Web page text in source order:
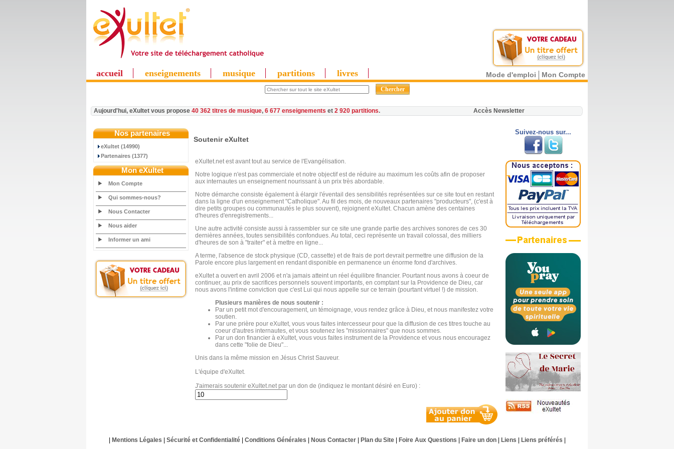
accueil enseignements musique partitions livres Mode d'emploi Mon Compte
Aujourd'hui, eXultet vous propose 40 362 titres de musique, 6 677 enseignements et 2 920 partitions. Accès Newsletter
Nos partenaires
eXultet (14990)
Partenaires (1377)
Mon eXultet
Mon Compte
Qui sommes-nous?
Nous Contacter
Nous aider
Informer un ami
Soutenir eXultet
eXultet.net est avant tout au service de l'Evangélisation.
Notre logique n'est pas commerciale et notre objectif est de réduire au maximum les coûts afin de proposer
aux internautes un enseignement nourissant à un prix très abordable.
Notre démarche consiste également à élargir l'éventail des sensibilités représentées sur ce site tout en restant
dans la ligne d'un enseignement "Catholique". Au fil des mois, de nouveaux partenaires "producteurs", (c'est à
dire petits groupes ou communautés le plus souvent), rejoignent eXultet. Chacun amène des centaines
d'heures d'enregistrements...
Une autre activité consiste aussi à rassembler sur ce site une grande partie des archives sonores de ces 30
dernières années, toutes sensibilités confondues. Au total, ceci représente un travail colossal, des milliers
d'heures de son à "traiter" et à mettre en ligne...
A terme, l'absence de stock physique (CD, cassette) et de frais de port devrait permettre une diffusion de la
Parole encore plus largement en rendant disponible en permanence un énorme fond d'archives.
eXultet a ouvert en avril 2006 et n'a jamais atteint un réel équilibre financier. Pourtant nous avons à coeur de
continuer, au prix de sacrifices personnels souvent importants, en comptant sur la Providence de Dieu, car
nous avons l'intime conviction que c'est Lui qui nous appelle sur ce terrain (pourtant virtuel !) de mission.
Plusieurs manières de nous soutenir :
Par un petit mot d'encouragement, un témoignage, vous rendez grâce à Dieu, et nous manifestez votre
soutien.
Par une prière pour eXultet, vous vous faites intercesseur pour que la diffusion de ces titres touche au
coeur d'autres internautes, et vous soutenez les "missionnaires" que nous sommes.
Par un don financier à eXultet, vous vous faites instrument de la Providence et vous nous encouragez
dans cette "folie de Dieu"...
Unis dans la même mission en Jésus Christ Sauveur.
L'équipe d'eXultet.
J'aimerais soutenir eXultet.net par un don de (indiquez le montant désiré en Euro) :
Suivez-nous sur...
Mentions Légales Sécurité et Confidentialité| Conditions Générales Nous Contacter| Plan du Site| Foire Aux Questions Faire un don| Liens Liens préférés